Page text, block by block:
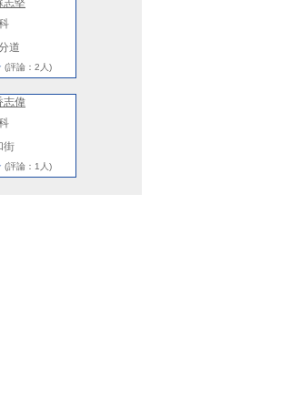
志堅
道
(評論：2人)
志偉
街
(評論：1人)